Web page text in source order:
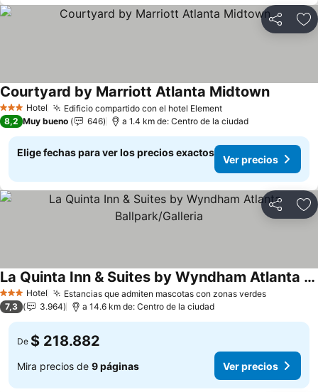
Compartir
3 Estrellas
Hotel Edificio compartido con el hotel Element
Courtyard by Marriott Atlanta Midtown
8,2 Muy bueno 646 a 1.4 km de: Centro de la ciudad
Elige fechas para ver los precios exactos
Ver precios
Compartir
3 Estrellas
Hotel Estancias que admiten mascotas con zonas verdes
La Quinta Inn & Suites by Wyndham Atlanta Ballpark/Galleria
7,3 3.964 a 14.6 km de: Centro de la ciudad
De $ 218.882
Mira precios de 9 páginas Ver precios